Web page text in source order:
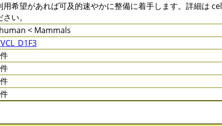
用希望があれば可及的速やかに整備に着手します。詳細は
さい。
< Mammals